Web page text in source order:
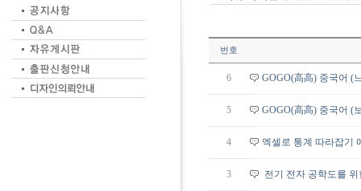
번호
6 GOGO(高高) 중국어 (
5 GOGO(高高) 중국어 (
4 엑셀로 통계 따라잡기
3 전기 전자 공학도를